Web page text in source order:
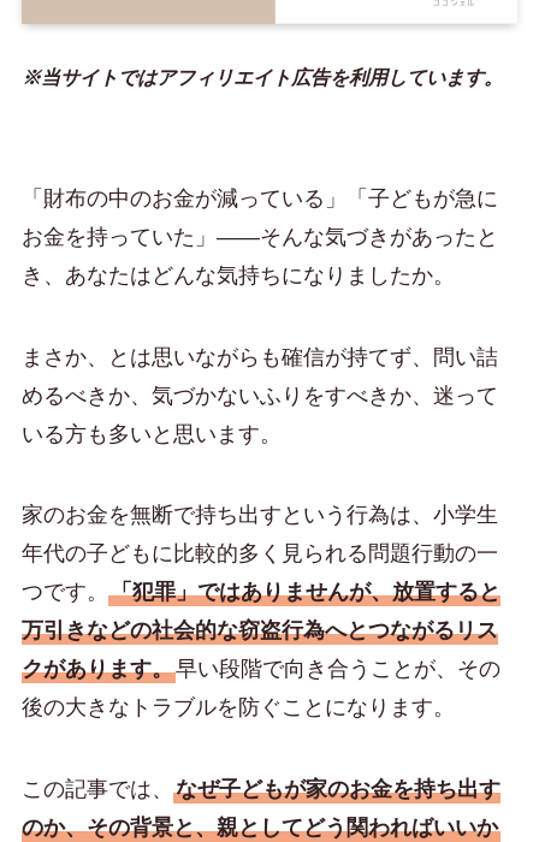
※当サイトではアフィリエイト広告を利用しています。
「財布の中のお金が減っている」「子どもが急に
お金を持っていた」——そんな気づきがあったと
き、あなたはどんな気持ちになりましたか。
まさか、とは思いながらも確信が持てず、問い詰
めるべきか、気づかないふりをすべきか、迷って
いる方も多いと思います。
家のお金を無断で持ち出すという行為は、小学生
年代の子どもに比較的多く見られる問題行動の一
つです。 「犯罪」ではありませんが、放置すると
万引きなどの社会的な窃盗行為へとつながるリス
クがあります。早い段階で向き合うことが、その
後の大きなトラブルを防ぐことになります。
この記事では、 なぜ子どもが家のお金を持ち出す
のか、その背景と、親としてどう関わればいいか